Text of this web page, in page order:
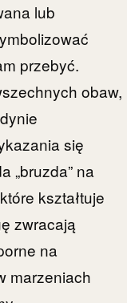
lub
przebyć.
obaw,
się
„bruzda” na
kształtuje
zwracają
na
marzeniach